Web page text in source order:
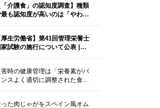
「介護食」の認知度調査】種類
も認知度が高いのは「やわ…
厚生労働省】第41回管理栄養士
家試験の施行について公表 |…
害時の健康管理は「栄養素がバ
ンスよく適切に調整された食…
た肉じゃがをスペイン風オム